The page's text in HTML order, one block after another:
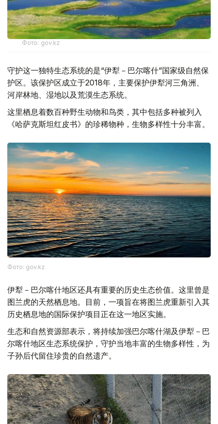
Фото: gov.kz
守护这一独特生态系统的是“伊犁－巴尔喀什”国家级自然保
护区。该保护区成立于2018年，主要保护伊犁河三角洲、
河岸林地、湿地以及荒漠生态系统。
这里栖息着数百种野生动物和鸟类，其中包括多种被列入
《哈萨克斯坦红皮书》的珍稀物种，生物多样性十分丰富。
Фото: gov.kz
伊犁－巴尔喀什地区还具有重要的历史生态价值。这里曾是
图兰虎的天然栖息地。目前，一项旨在将图兰虎重新引入其
历史栖息地的国际保护项目正在这一地区实施。
生态和自然资源部表示，将持续加强巴尔喀什湖及伊犁－巴
尔喀什地区生态系统保护，守护当地丰富的生物多样性，为
子孙后代留住珍贵的自然遗产。